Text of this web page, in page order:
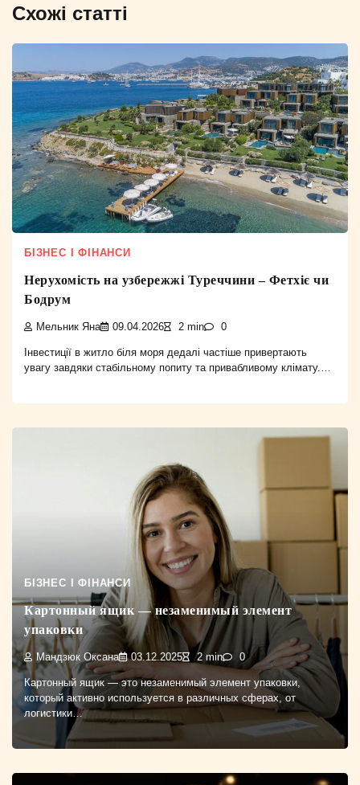
Схожі статті
БІЗНЕС І ФІНАНСИ
Нерухомість на узбережжі Туреччини – Фетхіє чи
Бодрум
Мельник Яна 09.04.2026 2 min 0
Інвестиції в житло біля моря дедалі частіше привертають
увагу завдяки стабільному попиту та привабливому клімату.…
БІЗНЕС І ФІНАНСИ
Картонный ящик — незаменимый элемент
упаковки
Мандзюк Оксана 03.12.2025 2 min 0
Картонный ящик — это незаменимый элемент упаковки,
который активно используется в различных сферах, от
логистики…